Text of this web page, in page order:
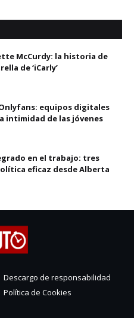
McCurdy: la historia de
de ‘iCarly’
equipos digitales
intimidad de las jóvenes
en el trabajo: tres
eficaz desde Alberta
Descargo de responsabilidad
Política de Cookies